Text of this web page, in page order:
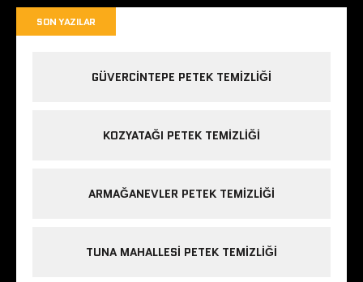
SON YAZILAR
GÜVERCINTEPE PETEK TEMIZLIĞI
KOZYATAĞI PETEK TEMIZLIĞI
ARMAĞANEVLER PETEK TEMIZLIĞI
TUNA MAHALLESI PETEK TEMIZLIĞI